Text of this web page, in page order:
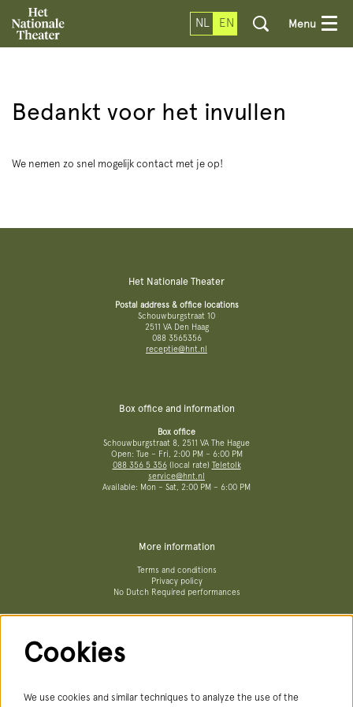
NL EN Menu
Bedankt voor het invullen
We nemen zo snel mogelijk contact met je op!
Het Nationale Theater
Postal address & office locations
Schouwburgstraat 10
2511 VA Den Haag
088 3565356
receptie@hnt.nl
Box office and information
Box office
Schouwburgstraat 8, 2511 VA The Hague
Open: Tue – Fri, 2:00 PM – 6:00 PM
088 356 5 356(local rate) Teletolk
service@hnt.nl
Available: Mon – Sat, 2:00 PM – 6:00 PM
More information
Terms and conditions
Privacy policy
No Dutch Required performances
Cookies
We use cookies and similar techniques to analyze the use of the